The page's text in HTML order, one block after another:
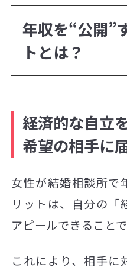
年収を“公開”
トとは？
経済的な自立
希望の相手に
女性が結婚相談所で
リットは、自分の「
アピールできることで
これにより、相手に